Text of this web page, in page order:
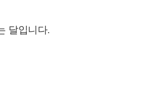
달입니다.